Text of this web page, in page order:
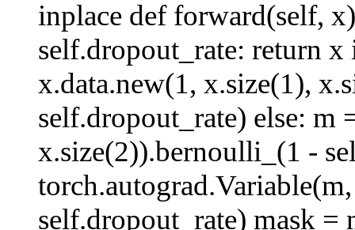
inplace def forward(self,
self.dropout_rate: return
x.data.new(1, x.size(1),
self.dropout_rate) else: m
x.size(2)).bernoulli_(1 -
self.dropout_rate) mask =